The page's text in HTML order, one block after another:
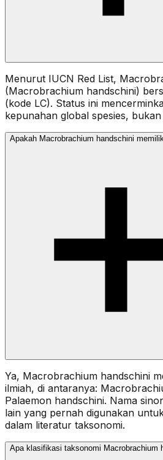
Menurut IUCN Red List,
(Macrobrachium handschini)
(kode LC). Status ini
kepunahan global spesies,
Apakah Macrobrachium handschini
Ya, Macrobrachium handschini
ilmiah, di antaranya:
Palaemon handschini. Nama
lain yang pernah digunakan
dalam literatur taksonomi.
Apa klasifikasi taksonomi Macrobrachium